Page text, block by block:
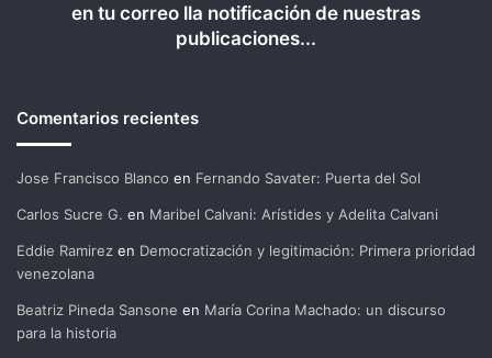
en tu correo lla notificación de nuestras
publicaciones...
Comentarios recientes
Jose Francisco Blanco en Fernando Savater: Puerta del Sol
Carlos Sucre G. en Maribel Calvani: Arístides y Adelita Calvani
Eddie Ramirez en Democratización y legitimación: Primera prioridad
venezolana
Beatriz Pineda Sansone en María Corina Machado: un discurso
para la historia